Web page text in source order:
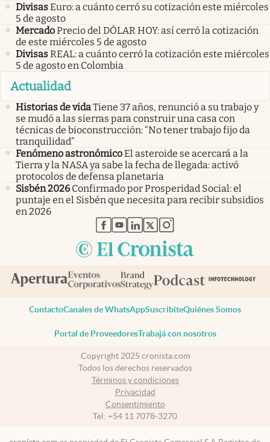
DivisasEuro: a cuánto cerró su cotización este miércoles
5 de agosto
MercadoPrecio del DÓLAR HOY: así cerró la cotización
de este miércoles 5 de agosto
DivisasREAL: a cuánto cerró la cotización este miércoles
5 de agosto en Colombia
Actualidad
Historias de vidaTiene 37 años, renunció a su trabajo y
se mudó a las sierras para construir una casa con
técnicas de bioconstrucción: “No tener trabajo fijo da
tranquilidad”
Fenómeno astronómicoEl asteroide se acercará a la
Tierra y la NASA ya sabe la fecha de llegada: activó
protocolos de defensa planetaria
Sisbén 2026 Confirmado por Prosperidad Social: el
puntaje en el Sisbén que necesita para recibir subsidios
en 2026
abre en nueva pestaña
abre en nueva pestaña
abre en nueva pestaña
abre en nueva pestaña
abre en nueva pestaña
ContactoCanales de WhatsAppSuscribiteQuiénes Somos
Portal de ProveedoresTrabajá con nosotros
Copyright 2025 cronista.com
Todos los derechos reservados
Términos y condiciones
Privacidad
Consentimiento
Tel: +54 11 7078-3270